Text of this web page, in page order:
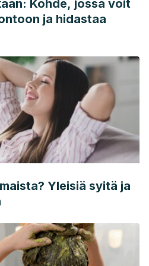
Kohde, jossa voit
ja hidastaa
Yleisiä syitä ja